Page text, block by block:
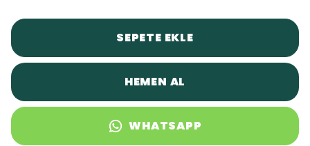
SEPETE EKLE
HEMEN AL
WHATSAPP